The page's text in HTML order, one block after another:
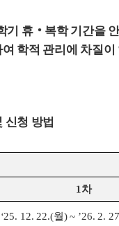
기 휴‧ 복학 기간을
학적 관리에 차질이
신청 방법
1 차
‘25. 12. 22.(월) ~ ’26. 2.